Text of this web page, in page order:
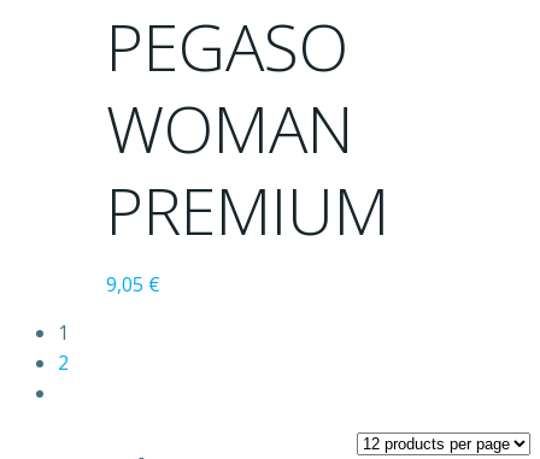
πολλαπλές
παραλλαγές.
επιλογές
μπορούν
να
επιλεγούν
PEGASO
WOMAN
PREMIUM
9,05 €
1
2